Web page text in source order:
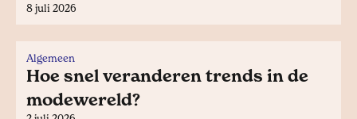
8 juli 2026
Algemeen
Hoe snel veranderen trends in de
modewereld?